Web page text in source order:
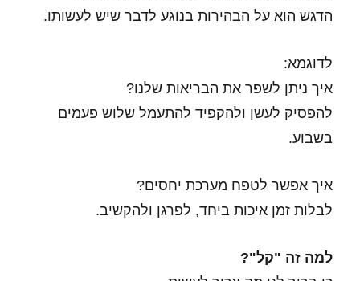
הדגש הוא על הבהירות בנוגע לדבר שיש לעשותו.
לדוגמא:
איך ניתן לשפר את הבריאות שלנו?
להפסיק לעשן ולהקפיד להתעמל שלוש פעמים
בשבוע.
איך אפשר לטפח מערכת יחסים?
לבלות זמן איכות ביחד, לפרגן ולהקשיב.
למה זה "קל"?